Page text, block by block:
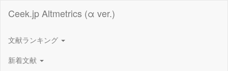
Ceek.jp Altmetrics (α ver.)
文献ランキング
新着文献